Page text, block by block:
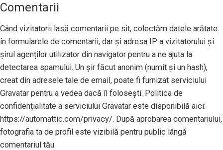
Comentarii
Când vizitatorii lasă comentarii pe sit, colectăm datele arătate
în formularele de comentarii, dar și adresa IP a vizitatorului și
șirul agenților utilizator din navigator pentru a ne ajuta la
detectarea spamului. Un șir făcut anonim (numit și un hash),
creat din adresele tale de email, poate fi furnizat serviciului
Gravatar pentru a vedea dacă îl folosești. Politica de
confidențialitate a serviciului Gravatar este disponibilă aici:
https://automattic.com/privacy/. După aprobarea comentariului,
fotografia ta de profil este vizibilă pentru public lângă
comentariul tău.